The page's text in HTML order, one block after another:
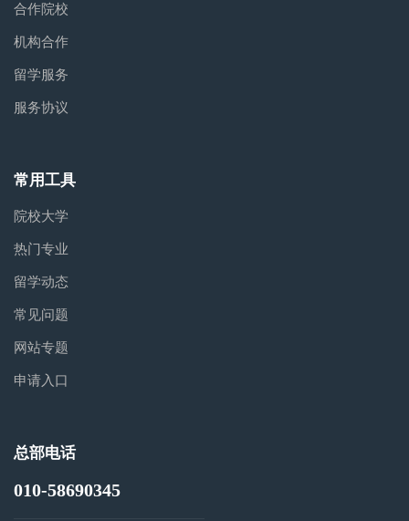
合作院校
机构合作
留学服务
服务协议
常用工具
院校大学
热门专业
留学动态
常见问题
网站专题
申请入口
总部电话
010-58690345